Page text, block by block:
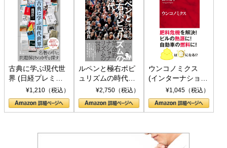
古典に学ぶ現代世
界 (日経プレミア
シリーズ)¥1,210（税込）
ルペンと極右ポピ
ュリズムの時代：
〈ヤヌス〉の二つ
の顔
¥2,750（税込）
ウンコノミクス
(インターナショナ
ル新書)¥1,045（税込）